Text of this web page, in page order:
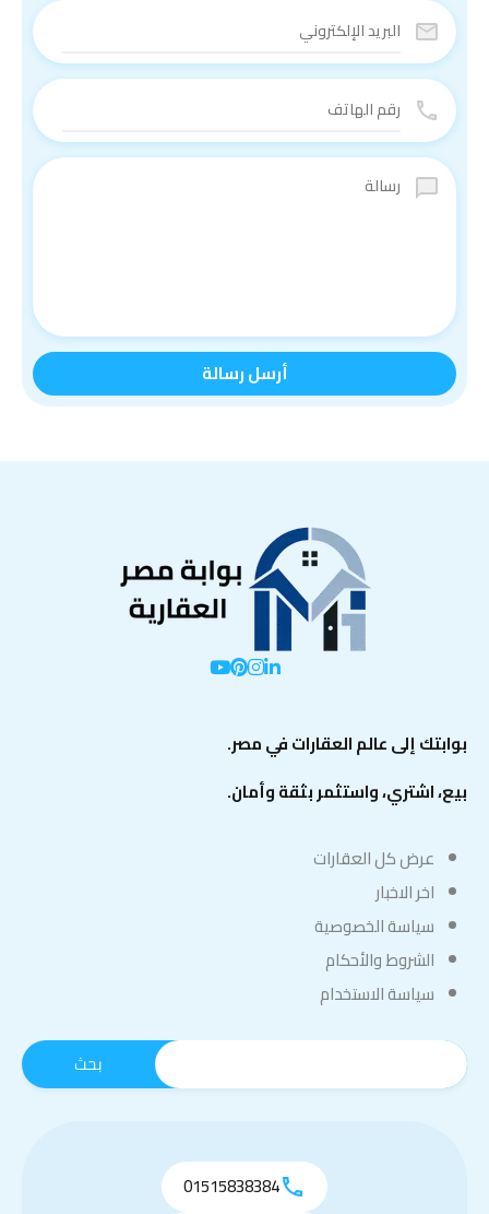
بوابتك إلى عالم العقارات في مصر.
بيع، اشتري، واستثمر بثقة وأمان.
عرض كل العقارات
اخر الاخبار
سياسة الخصوصية
الشروط والأحكام
سياسة الاستخدام
01515838384